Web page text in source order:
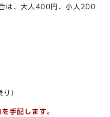
は、大人400円、小人200
）
手配します。